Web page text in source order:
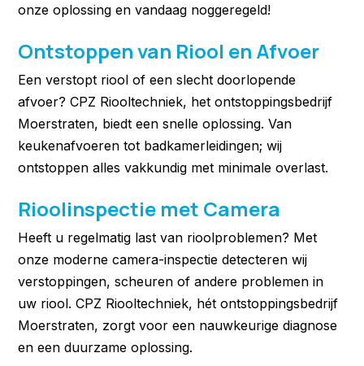
onze oplossing en vandaag noggeregeld!
Ontstoppen van Riool en Afvoer
Een verstopt riool of een slecht doorlopende
afvoer? CPZ Riooltechniek, het ontstoppingsbedrijf
Moerstraten, biedt een snelle oplossing. Van
keukenafvoeren tot badkamerleidingen; wij
ontstoppen alles vakkundig met minimale overlast.
Rioolinspectie met Camera
Heeft u regelmatig last van rioolproblemen? Met
onze moderne camera-inspectie detecteren wij
verstoppingen, scheuren of andere problemen in
uw riool. CPZ Riooltechniek, hét ontstoppingsbedrijf
Moerstraten, zorgt voor een nauwkeurige diagnose
en een duurzame oplossing.